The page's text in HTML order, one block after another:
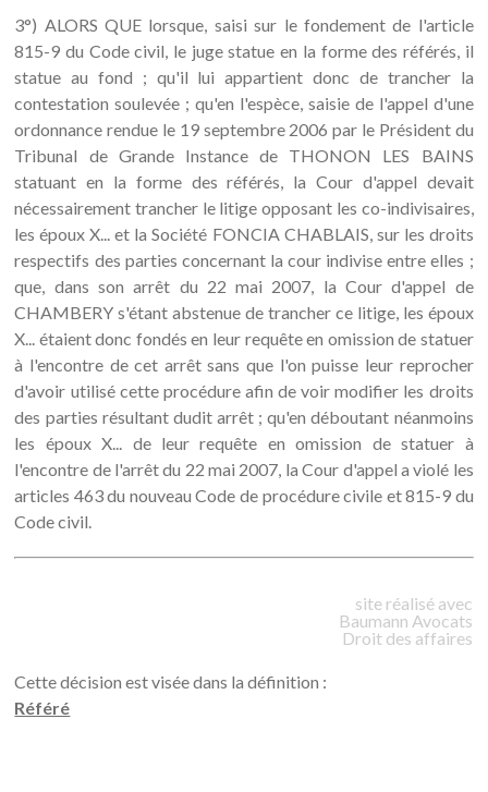
3°) ALORS QUE lorsque, saisi sur le fondement de l'article
815-9 du Code civil, le juge statue en la forme des référés, il
statue au fond ; qu'il lui appartient donc de trancher la
contestation soulevée ; qu'en l'espèce, saisie de l'appel d'une
ordonnance rendue le 19 septembre 2006 par le Président du
Tribunal de Grande Instance de THONON LES BAINS
statuant en la forme des référés, la Cour d'appel devait
nécessairement trancher le litige opposant les co-indivisaires,
les époux X... et la Société FONCIA CHABLAIS, sur les droits
respectifs des parties concernant la cour indivise entre elles ;
que, dans son arrêt du 22 mai 2007, la Cour d'appel de
CHAMBERY s'étant abstenue de trancher ce litige, les époux
X... étaient donc fondés en leur requête en omission de statuer
à l'encontre de cet arrêt sans que l'on puisse leur reprocher
d'avoir utilisé cette procédure afin de voir modifier les droits
des parties résultant dudit arrêt ; qu'en déboutant néanmoins
les époux X... de leur requête en omission de statuer à
l'encontre de l'arrêt du 22 mai 2007, la Cour d'appel a violé les
articles 463 du nouveau Code de procédure civile et 815-9 du
Code civil.
site réalisé avec
Baumann Avocats
Droit des affaires
Cette décision est visée dans la définition :
Référé